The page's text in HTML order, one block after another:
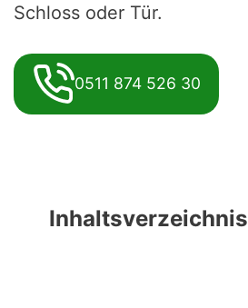
Schloss oder Tür.
0511 874 526 30
Inhaltsverzeichnis